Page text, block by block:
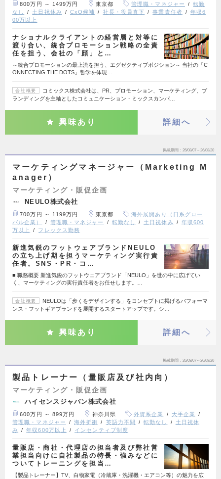
800万円 ～ 1499万円 東京都 管理職・マネジャー
転勤
なし
土日祝休み CxO候補 社長・役員直下 事業責任者
年収6
00万以上
ナショナルクライアントの経営層と対等に
渡り合い、統合プロモーション戦略の全責
任を担う、会社の「顔」と…
～統合プロモーションの最上流を担う、エグゼクティブポジション～ 当社の「C
ONNECTING THE DOTS」哲学を体現…
会社概要
コミックス株式会社は、PR、プロモーション、マーケティング、ブ
ランディングを主軸としたコミュニケーション・ミックスカンパ…
興味あり 詳細へ
掲載期間 26/08/07～26/08/20
マーケティングマネージャー（Marketing M
anager）
マーケティング・販促企画
NEULO株式会社
700万円 ～ 1199万円 東京都
海外展開あり（日系グロー
バル企業）
管理職・マネジャー 転勤なし 土日祝休み
年収600
万以上
フレックス勤務
新進気鋭のフットウェアブランドNEULO
の立ち上げ期を担うマーケティング実行責
任者。SNS・PR・コ…
■ 職務概要 新進気鋭のフットウェアブランド「NEULO」を世の中に広げてい
く、マーケティングの実行責任者をお任せします。…
会社概要
NEULOは「歩くをデザインする」をコンセプトに掲げるパフォーマ
ンス・フットギアブランドを展開するスタートアップです。シ…
興味あり 詳細へ
掲載期間 26/08/07～26/08/20
製品トレーナー（量販店及び社内向）
マーケティング・販促企画
ハイセンスジャパン株式会社
600万円 ～ 899万円 神奈川県 外資系企業
大手企業
管理職・マネジャー
海外折衝 英語力不問 転勤なし
土日祝休
み
年収600万以上 インセンティブ制度
量販店・商社・代理店の担当者及び弊社営
業担当向けに自社製品の特長・強みなどに
ついてトレーニングを担当…
【製品トレーナー】TV、白物家電（冷蔵庫・洗濯機・エアコン等）の魅力を広